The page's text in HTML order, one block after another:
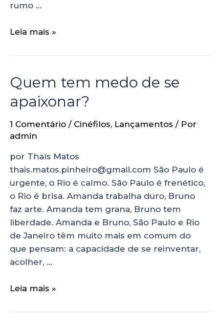
rumo …
Leia mais »
Quem tem medo de se
apaixonar?
1 Comentário / Cinéfilos, Lançamentos / Por
admin
por Thaís Matos
thais.matos.pinheiro@gmail.com São Paulo é
urgente, o Rio é calmo. São Paulo é frenético,
o Rio é brisa. Amanda trabalha duro, Bruno
faz arte. Amanda tem grana, Bruno tem
liberdade. Amanda e Bruno, São Paulo e Rio
de Janeiro têm muito mais em comum do
que pensam: a capacidade de se reinventar,
acolher, …
Leia mais »